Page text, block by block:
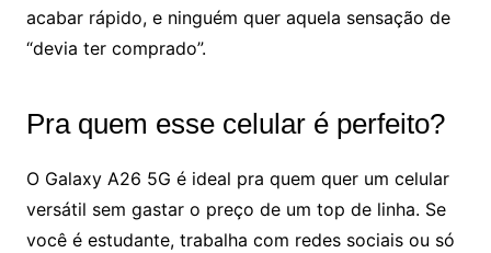
acabar rápido, e ninguém quer aquela sensação de
“devia ter comprado”.
Pra quem esse celular é perfeito?
O Galaxy A26 5G é ideal pra quem quer um celular
versátil sem gastar o preço de um top de linha. Se
você é estudante, trabalha com redes sociais ou só